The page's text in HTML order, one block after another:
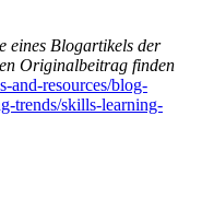
eines Blogartikels der
Originalbeitrag finden
and-resources/blog-
trends/skills-learning-